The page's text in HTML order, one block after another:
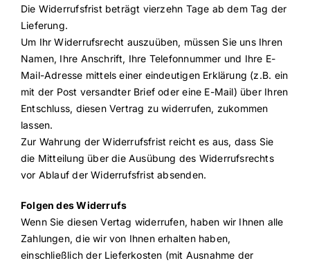
AGB
Die Widerrufsfrist beträgt vierzehn Tage ab dem Tag der
Lieferung.
Um Ihr Widerrufsrecht auszuüben, müssen Sie uns Ihren
Namen, Ihre Anschrift, Ihre Telefonnummer und Ihre E-
Mail-Adresse mittels einer eindeutigen Erklärung (z.B. ein
mit der Post versandter Brief oder eine E-Mail) über Ihren
Entschluss, diesen Vertrag zu widerrufen, zukommen
lassen.
Zur Wahrung der Widerrufsfrist reicht es aus, dass Sie
die Mitteilung über die Ausübung des Widerrufsrechts
vor Ablauf der Widerrufsfrist absenden.
Folgen des Widerrufs
Wenn Sie diesen Vertag widerrufen, haben wir Ihnen alle
Zahlungen, die wir von Ihnen erhalten haben,
einschließlich der Lieferkosten (mit Ausnahme der